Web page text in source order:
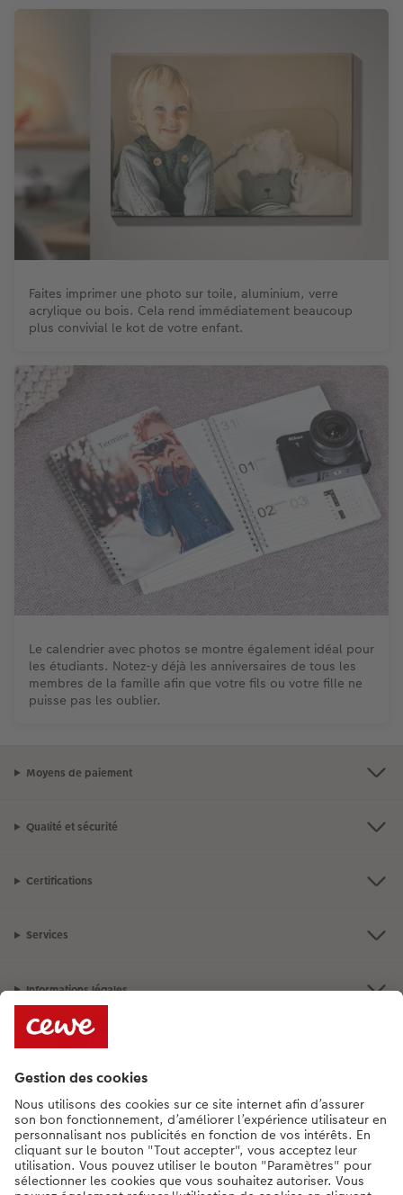
Faites imprimer une photo sur toile, aluminium, verre
acrylique ou bois. Cela rend immédiatement beaucoup
plus convivial le kot de votre enfant.
Le calendrier avec photos se montre également idéal pour
les étudiants. Notez-y déjà les anniversaires de tous les
membres de la famille afin que votre fils ou votre fille ne
puisse pas les oublier.
Moyens de paiement
Qualité et sécurité
Certifications
Services
Informations légales
**Besoin d'aide ou d'un conseil pour créer votre produit ?015 29 56 13